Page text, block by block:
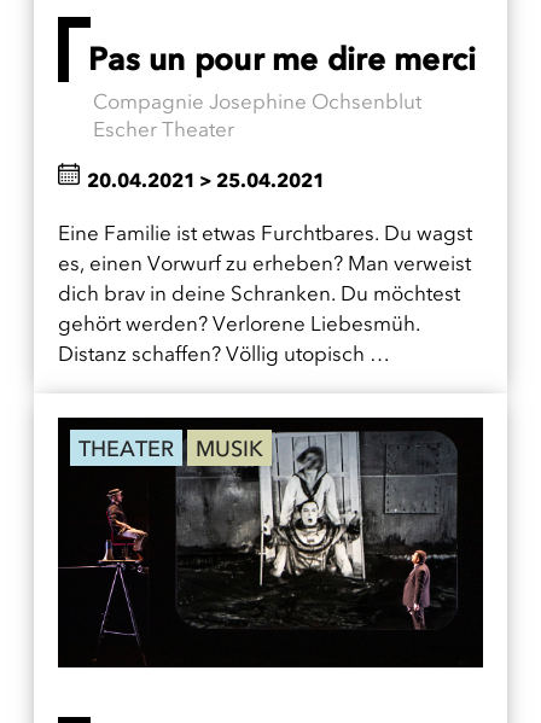
Pas un pour me dire merci
Compagnie Josephine Ochsenblut
Escher Theater
Eine Familie ist etwas Furchtbares. Du wagst
es, einen Vorwurf zu erheben? Man verweist
dich brav in deine Schranken. Du möchtest
gehört werden? Verlorene Liebesmüh.
Distanz schaffen? Völlig utopisch …
20.04.2021 > 25.04.2021
THEATER MUSIK